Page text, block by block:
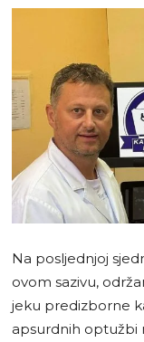
Na posljednjoj
ovom sazivu,
jeku predizborne
apsurdnih optužbi